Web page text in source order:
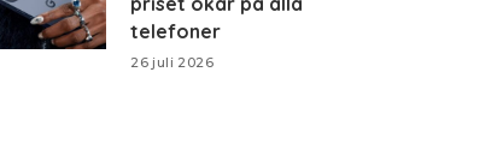
telefoner
26 juli 2026